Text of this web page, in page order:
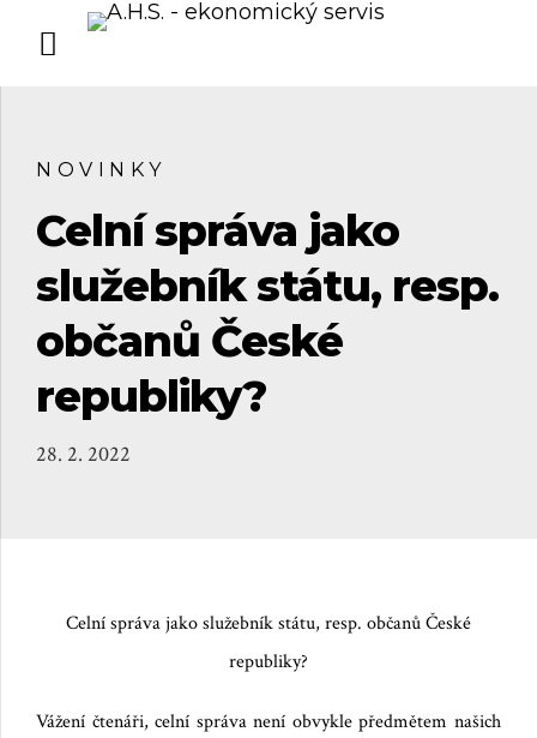
NOVINKY
Celní správa jako
služebník státu, resp.
občanů České
republiky?
28. 2. 2022
Celní správa jako služebník státu, resp. občanů České
republiky?
Vážení čtenáři, celní správa není obvykle předmětem našich